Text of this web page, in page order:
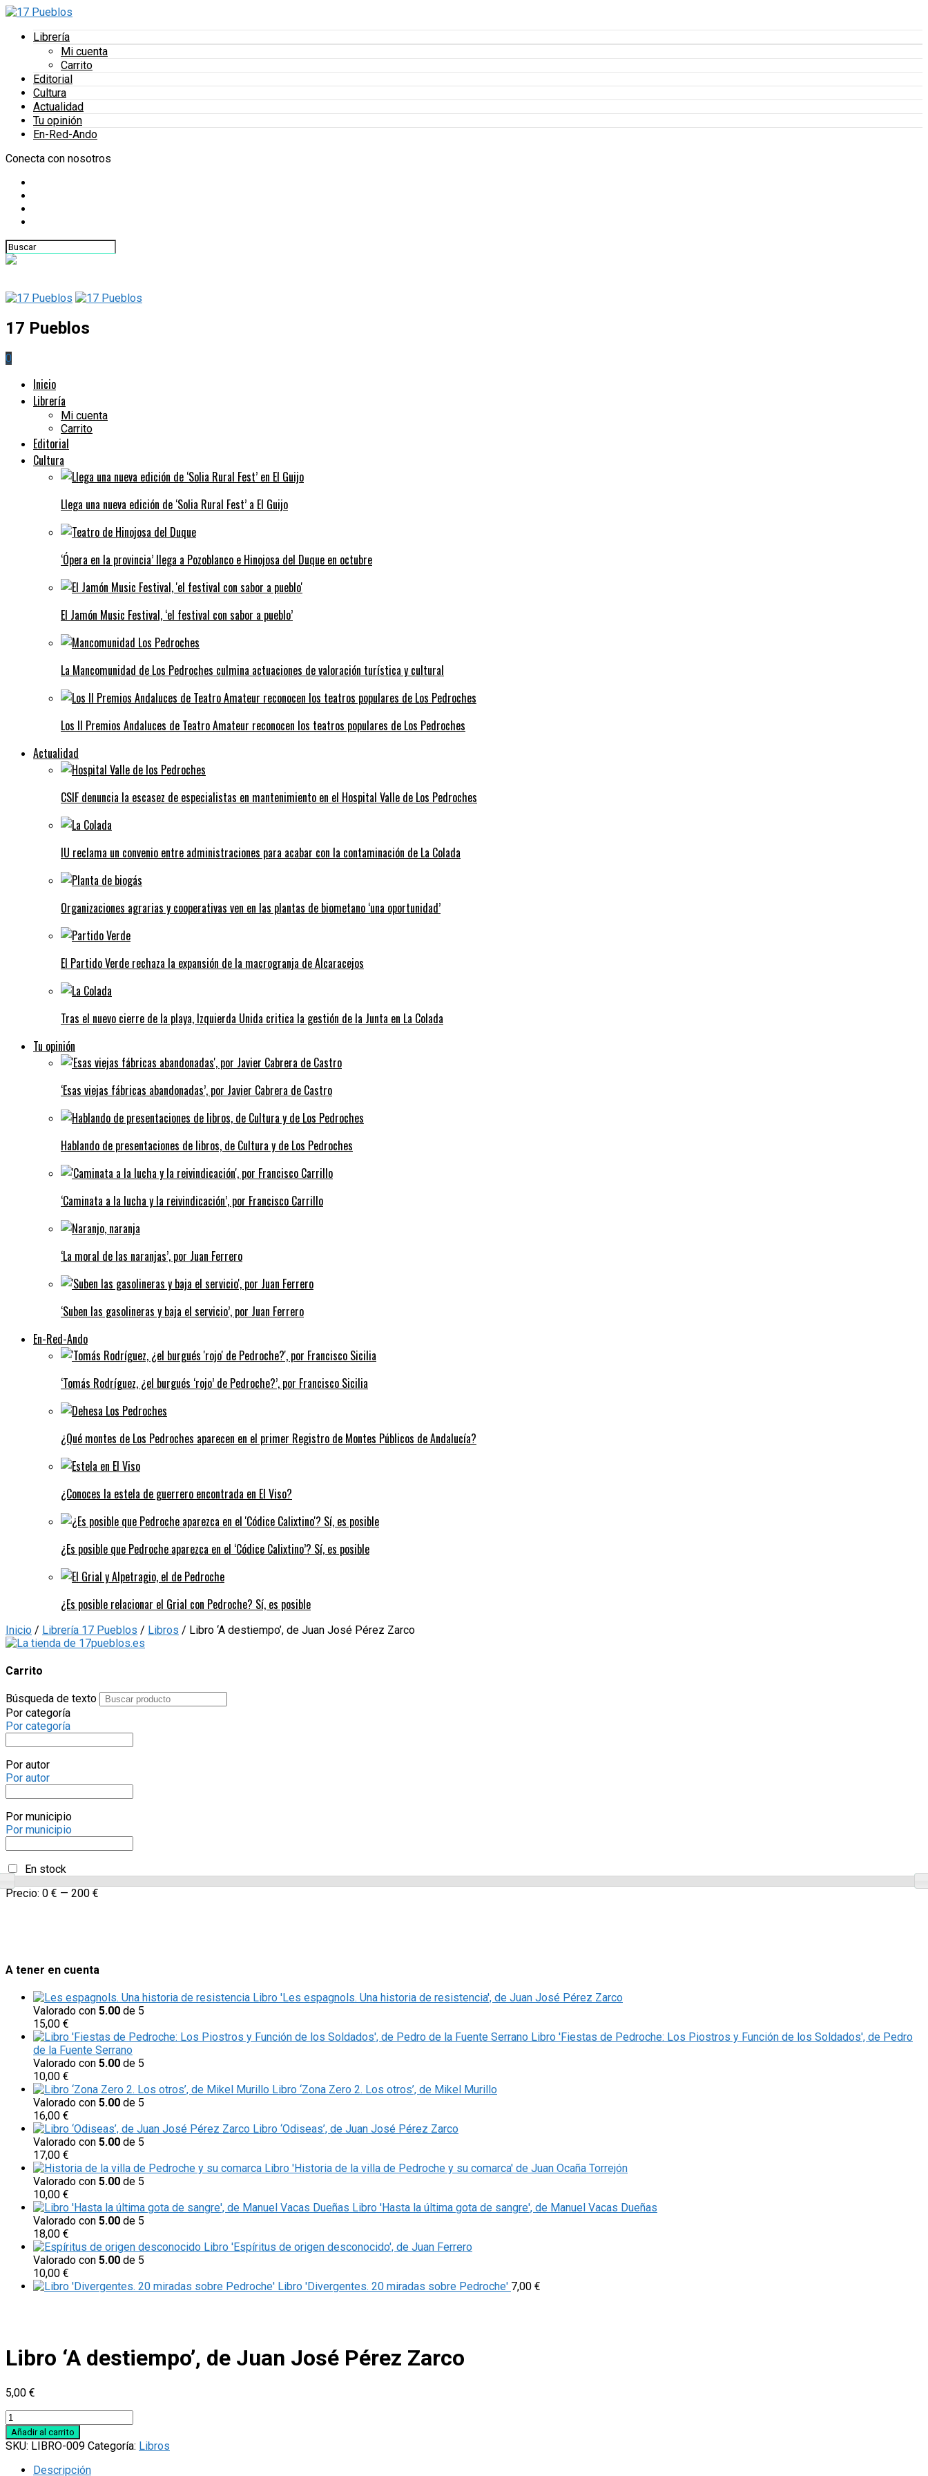
Librería
Mi cuenta
Carrito
Editorial
Cultura
Actualidad
Tu opinión
En-Red-Ando
Conecta con nosotros
17 Pueblos
0
Inicio
Librería
Mi cuenta
Carrito
Editorial
Cultura
Llega una nueva edición de ‘Solia Rural Fest’ a El Guijo
‘Ópera en la provincia’ llega a Pozoblanco e Hinojosa del Duque en octubre
El Jamón Music Festival, ‘el festival con sabor a pueblo’
La Mancomunidad de Los Pedroches culmina actuaciones de valoración turística y cultural
Los II Premios Andaluces de Teatro Amateur reconocen los teatros populares de Los Pedroches
Actualidad
CSIF denuncia la escasez de especialistas en mantenimiento en el Hospital Valle de Los Pedroches
IU reclama un convenio entre administraciones para acabar con la contaminación de La Colada
Organizaciones agrarias y cooperativas ven en las plantas de biometano ‘una oportunidad’
El Partido Verde rechaza la expansión de la macrogranja de Alcaracejos
Tras el nuevo cierre de la playa, Izquierda Unida critica la gestión de la Junta en La Colada
Tu opinión
‘Esas viejas fábricas abandonadas’, por Javier Cabrera de Castro
Hablando de presentaciones de libros, de Cultura y de Los Pedroches
‘Caminata a la lucha y la reivindicación’, por Francisco Carrillo
‘La moral de las naranjas’, por Juan Ferrero
‘Suben las gasolineras y baja el servicio’, por Juan Ferrero
En-Red-Ando
‘Tomás Rodríguez, ¿el burgués ‘rojo’ de Pedroche?’, por Francisco Sicilia
¿Qué montes de Los Pedroches aparecen en el primer Registro de Montes Públicos de Andalucía?
¿Conoces la estela de guerrero encontrada en El Viso?
¿Es posible que Pedroche aparezca en el ‘Códice Calixtino’? Sí, es posible
¿Es posible relacionar el Grial con Pedroche? Sí, es posible
Inicio / Librería 17 Pueblos / Libros / Libro ‘A destiempo’, de Juan José Pérez Zarco
Carrito
Búsqueda de texto
Por categoría
Por categoría
Por autor
Por autor
Por municipio
Por municipio
En stock
Precio: 0 € — 200 €
A tener en cuenta
Libro 'Les espagnols. Una historia de resistencia', de Juan José Pérez Zarco
Valorado con 5.00 de 5
15,00 €
Libro 'Fiestas de Pedroche: Los Piostros y Función de los Soldados', de Pedro
de la Fuente Serrano
Valorado con 5.00 de 5
10,00 €
Libro ‘Zona Zero 2. Los otros’, de Mikel Murillo
Valorado con 5.00 de 5
16,00 €
Libro ‘Odiseas’, de Juan José Pérez Zarco
Valorado con 5.00 de 5
17,00 €
Libro 'Historia de la villa de Pedroche y su comarca' de Juan Ocaña Torrejón
Valorado con 5.00 de 5
10,00 €
Libro 'Hasta la última gota de sangre', de Manuel Vacas Dueñas
Valorado con 5.00 de 5
18,00 €
Libro 'Espíritus de origen desconocido', de Juan Ferrero
Valorado con 5.00 de 5
10,00 €
Libro 'Divergentes. 20 miradas sobre Pedroche' 7,00 €
Libro ‘A destiempo’, de Juan José Pérez Zarco
5,00 €
Libro
'A
destiempo',
Juan
Añadir al carrito
SKU: LIBRO-009 Categoría: Libros
Descripción